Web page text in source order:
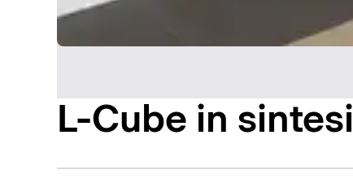
L-Cube in sintesi